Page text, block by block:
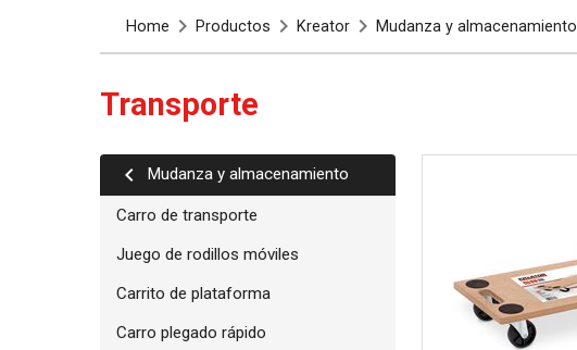
Home Productos Kreator Mudanza y almacenamiento
Transporte
Mudanza y almacenamiento
Carro de transporte
Juego de rodillos móviles
Carrito de plataforma
Carro plegado rápido